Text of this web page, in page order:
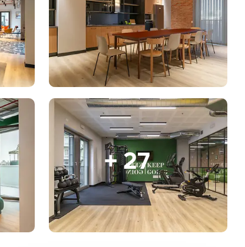
Contattaci
+ 27